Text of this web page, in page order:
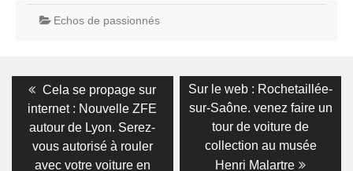
Echos de passionnés
Navigation
de
l’article
Previous
post:
Cela se propage sur
internet : Nouvelle ZFE
autour de Lyon. Serez-
vous autorisé à rouler
avec votre voiture en
Next
post:
Sur le web : Rochetaillée-
sur-Saône. venez faire un
tour de voiture de
collection au musée
Henri Malartre